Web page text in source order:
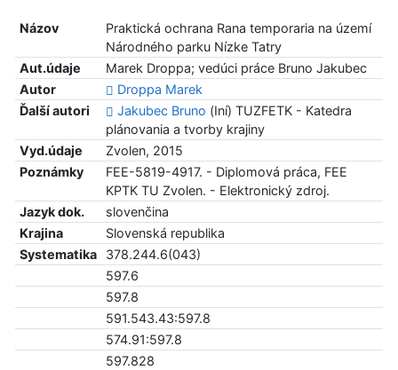
Názov
Praktická ochrana Rana temporaria na území
Národného parku Nízke Tatry
Aut.údaje
Marek Droppa; vedúci práce Bruno Jakubec
Autor
Droppa Marek
Ďalší autori
Jakubec Bruno (Iní) TUZFETK - Katedra
plánovania a tvorby krajiny
Vyd.údaje
Zvolen, 2015
Poznámky
FEE-5819-4917. - Diplomová práca, FEE
KPTK TU Zvolen. - Elektronický zdroj.
Jazyk dok.
slovenčina
Krajina
Slovenská republika
Systematika
378.244.6(043)
597.6
597.8
591.543.43:597.8
574.91:597.8
597.828